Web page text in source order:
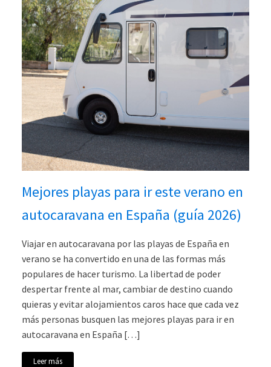
Mejores playas para ir este verano en
autocaravana en España (guía 2026)
Viajar en autocaravana por las playas de España en
verano se ha convertido en una de las formas más
populares de hacer turismo. La libertad de poder
despertar frente al mar, cambiar de destino cuando
quieras y evitar alojamientos caros hace que cada vez
más personas busquen las mejores playas para ir en
autocaravana en España […]
Leer más